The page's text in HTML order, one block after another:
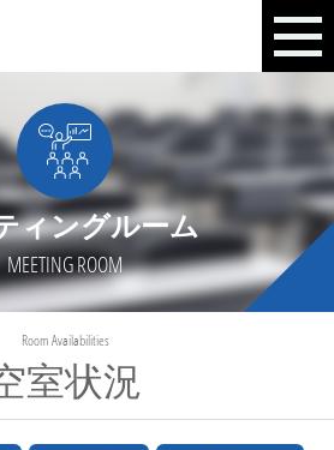
ィングルーム
MEETING ROOM
室状況
Room Availabilities